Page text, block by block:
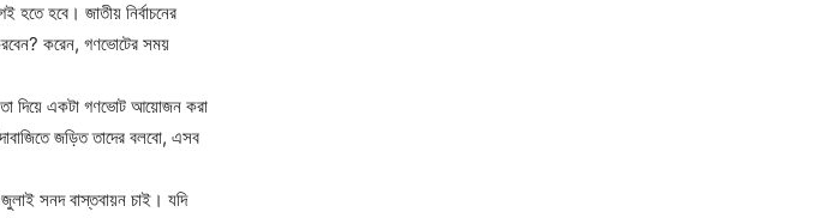
হতে হবে। জাতীয় নির্বাচনের
করেন, গণভোটের সময়
তা দিয়ে একটা গণভোট আয়োজন করা
জড়িত তাদের বলবো, এসব
সনদ বাস্তবায়ন চাই। যদি